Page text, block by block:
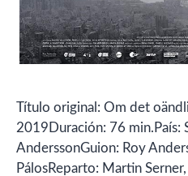
Título original: Om det
2019Duración: 76 min.País:
AnderssonGuion: Roy
PálosReparto: Martin